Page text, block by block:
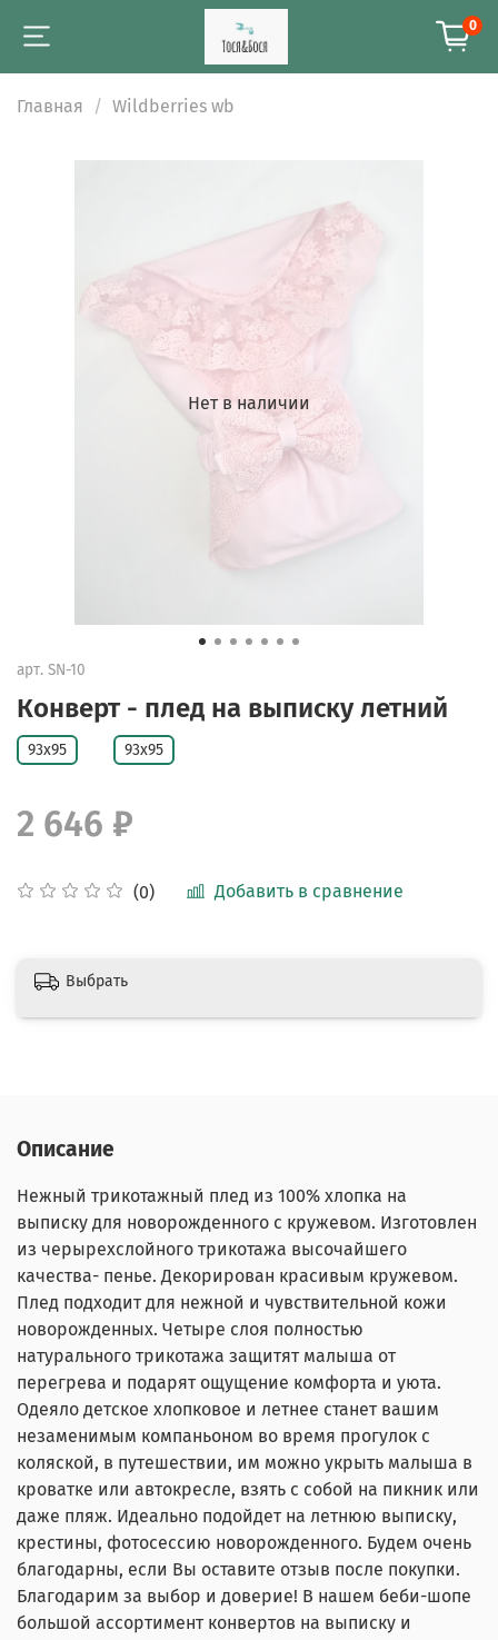
0
Главная Wildberries wb
Нет в наличии
арт. SN-10
Конверт - плед на выписку летний
(0) Добавить в сравнение
93х95 93х95
2 646 ₽
Выбрать
Описание
Нежный трикотажный плед из 100% хлопка на
выписку для новорожденного с кружевом. Изготовлен
из черырехслойного трикотажа высочайшего
качества- пенье. Декорирован красивым кружевом.
Плед подходит для нежной и чувствительной кожи
новорожденных. Четыре слоя полностью
натурального трикотажа защитят малыша от
перегрева и подарят ощущение комфорта и уюта.
Одеяло детское хлопковое и летнее станет вашим
незаменимым компаньоном во время прогулок с
коляской, в путешествии, им можно укрыть малыша в
кроватке или автокресле, взять с собой на пикник или
даже пляж. Идеально подойдет на летнюю выписку,
крестины, фотосессию новорожденного. Будем очень
благодарны, если Вы оставите отзыв после покупки.
Благодарим за выбор и доверие! В нашем беби-шопе
большой ассортимент конвертов на выписку и